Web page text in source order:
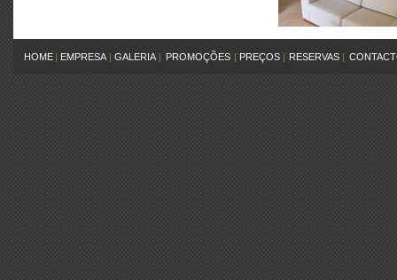
HOME | EMPRESA | GALERIA | PROMOÇÕES | PREÇOS | RESERVAS |